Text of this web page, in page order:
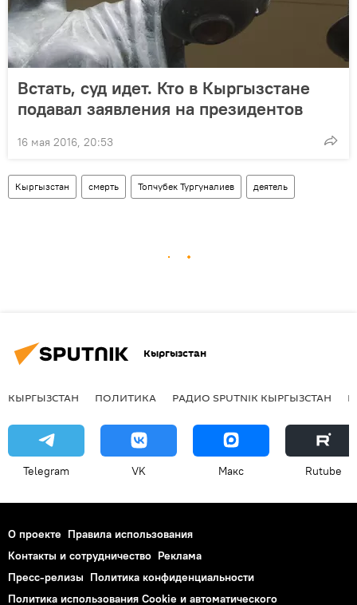
Встать, суд идет. Кто в Кыргызстане
подавал заявления на президентов
16 мая 2016, 20:53
Кыргызстан смерть Топчубек Тургуналиев деятель
Кыргызстан
КЫРГЫЗСТАН ПОЛИТИКА РАДИО SPUTNIK КЫРГЫЗСТАН
Telegram VK Макс Rutube
О проекте Правила использования
Контакты и сотрудничество Реклама
Пресс-релизы Политика конфиденциальности
Политика использования Cookie и автоматического